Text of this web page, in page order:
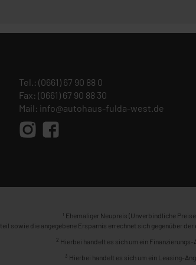
Tel.: (0661) 67 90 88 0
Fax: (0661) 67 90 88 30
Mail: info@autohaus-fulda-west.de
1 Ehemaliger Neupreis (Unverbindliche
sowie die angegebene Ersparnis errechnet sich gegenüber
2 Hierbei handelt es sich um ein
3 Hierbei handelt es sich um ein Leasing-